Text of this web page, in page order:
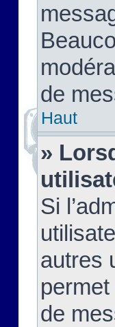
de
Haut
»
Si
autres
de